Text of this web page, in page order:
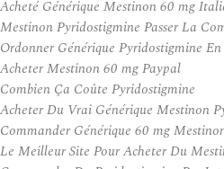
Acheté Générique Mestinon 60 mg
Mestinon Pyridostigmine Passer La
Ordonner Générique Pyridostigmine
Acheter Mestinon 60 mg Paypal
Combien Ça Coûte Pyridostigmine
Acheter Du Vrai Générique Mestinon
Commander Générique 60 mg
Le Meilleur Site Pour Acheter Du